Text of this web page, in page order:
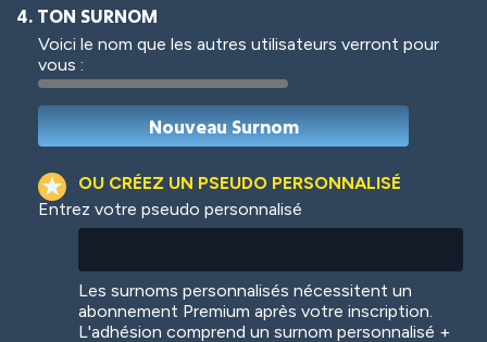
Woof
Colorful
4. TON SURNOM
Voici le nom que les autres utilisateurs verront pour
vous :
OU CRÉEZ UN PSEUDO PERSONNALISÉ
Entrez votre pseudo personnalisé
Les surnoms personnalisés nécessitent un
abonnement Premium après votre inscription.
L'adhésion comprend un surnom personnalisé +